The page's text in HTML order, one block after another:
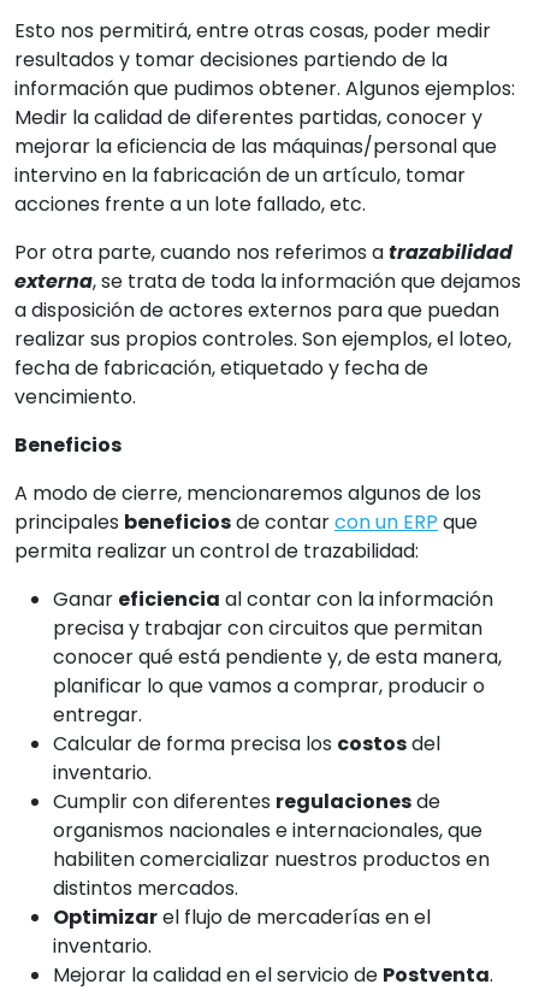
Esto nos permitirá, entre otras cosas, poder medir
resultados y tomar decisiones partiendo de la
información que pudimos obtener. Algunos ejemplos:
Medir la calidad de diferentes partidas, conocer y
mejorar la eficiencia de las máquinas/personal que
intervino en la fabricación de un artículo, tomar
acciones frente a un lote fallado, etc.
Por otra parte, cuando nos referimos atrazabilidad
externa, se trata de toda la información que dejamos
a disposición de actores externos para que puedan
realizar sus propios controles. Son ejemplos, el loteo,
fecha de fabricación, etiquetado y fecha de
vencimiento.
Beneficios
A modo de cierre, mencionaremos algunos de los
principales beneficiosde contarcon un ERP que
permita realizar un control de trazabilidad:
Ganar eficiencia al contar con la información
precisa y trabajar con circuitos que permitan
conocer qué está pendiente y, de esta manera,
planificar lo que vamos a comprar, producir o
entregar.
Calcular de forma precisa los costosdel
inventario.
Cumplir con diferentes regulacionesde
organismos nacionales e internacionales, que
habiliten comercializar nuestros productos en
distintos mercados.
Optimizarel flujo de mercaderías en el
inventario.
Mejorar la calidad en el servicio de Postventa.